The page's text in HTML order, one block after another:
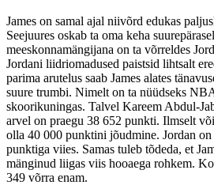
James on samal ajal niivõrd edukas
Seejuures oskab ta oma keha
meeskonnamängijana on ta võrreldes
Jordani liidriomadused paistsid lihtsalt
parima arutelus saab James alates
suure trumbi. Nimelt on ta nüüdseks
skoorikuningas. Talvel Kareem Abdul-
arvel on praegu 38 652 punkti. Ilmselt
olla 40 000 punktini jõudmine. Jordan on
punktiga viies. Samas tuleb tõdeda, et
mänginud liigas viis hooaega rohkem.
349 võrra enam.